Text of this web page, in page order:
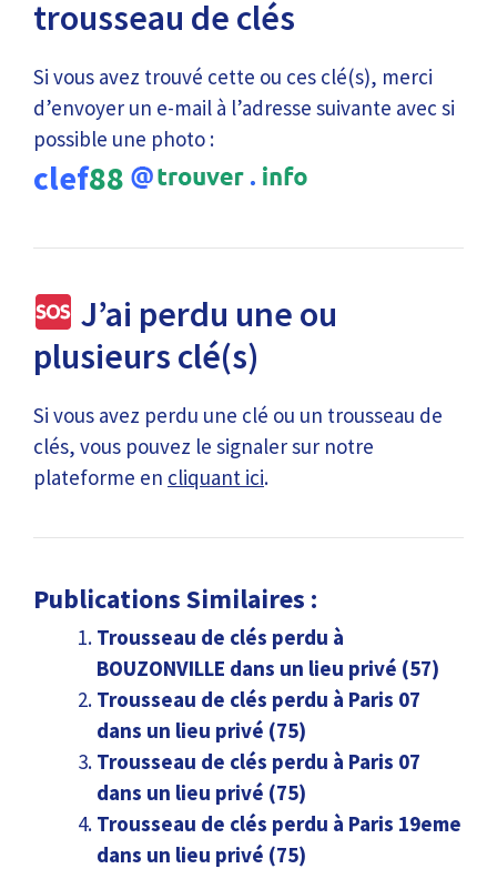
trousseau de clés
Si vous avez trouvé cette ou ces clé(s), merci
d’envoyer un e-mail à l’adresse suivante avec si
possible une photo :
clef88
J’ai perdu une ou
plusieurs clé(s)
Si vous avez perdu une clé ou un trousseau de
clés, vous pouvez le signaler sur notre
plateforme en cliquant ici.
Publications Similaires :
Trousseau de clés perdu à
BOUZONVILLE dans un lieu privé (57)
Trousseau de clés perdu à Paris 07
dans un lieu privé (75)
Trousseau de clés perdu à Paris 07
dans un lieu privé (75)
Trousseau de clés perdu à Paris 19eme
dans un lieu privé (75)